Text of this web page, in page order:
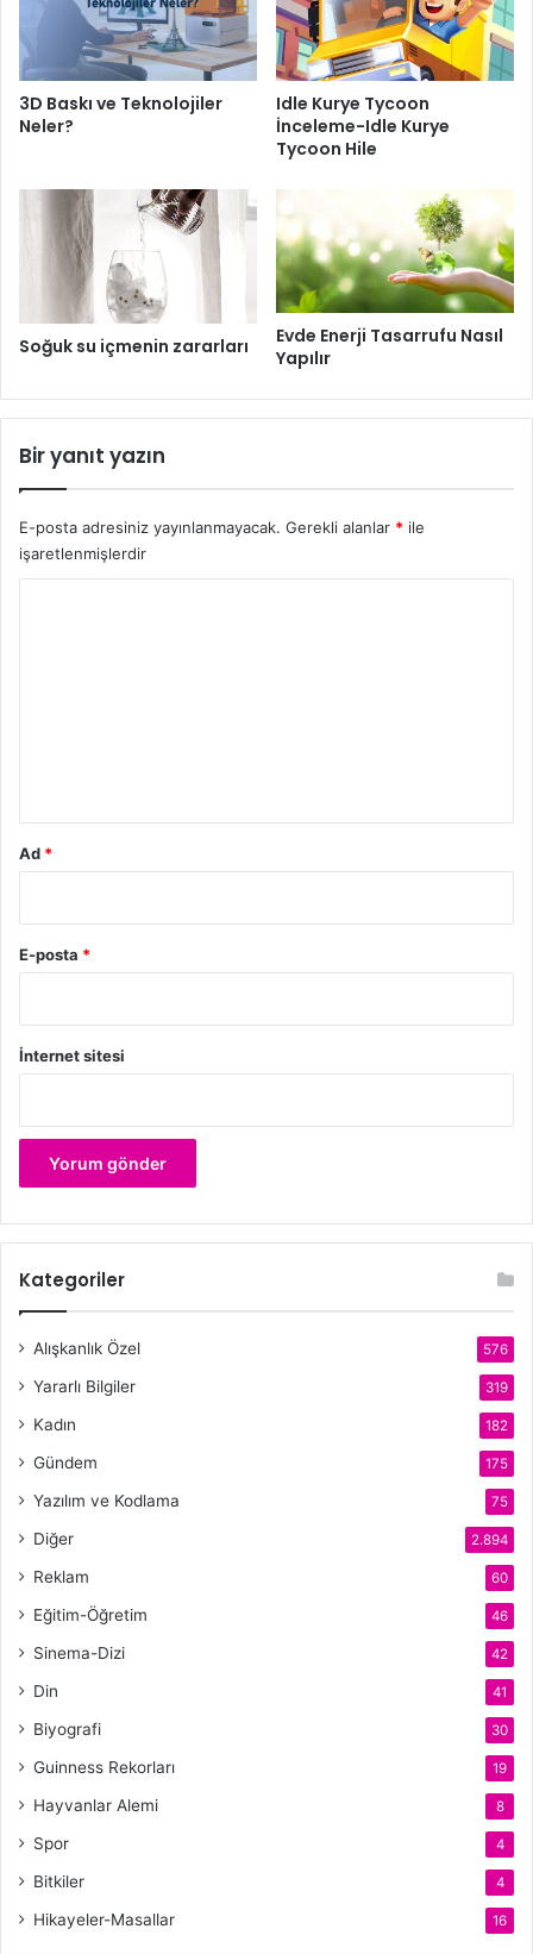
3D Baskı ve Teknolojiler
Neler?
Idle Kurye Tycoon
İnceleme-Idle Kurye
Tycoon Hile
Soğuk su içmenin zararları
Evde Enerji Tasarrufu Nasıl
Yapılır
Bir yanıt yazın
E-posta adresiniz yayınlanmayacak. Gerekli alanlar * ile
işaretlenmişlerdir
Ad *
E-posta *
İnternet sitesi
Kategoriler
Alışkanlık Özel 576
Yararlı Bilgiler 319
Kadın 182
Gündem 175
Yazılım ve Kodlama 75
Diğer 2.894
Reklam 60
Eğitim-Öğretim 46
Sinema-Dizi 42
Din 41
Biyografi 30
Guinness Rekorları 19
Hayvanlar Alemi 8
Spor 4
Bitkiler 4
Hikayeler-Masallar 16